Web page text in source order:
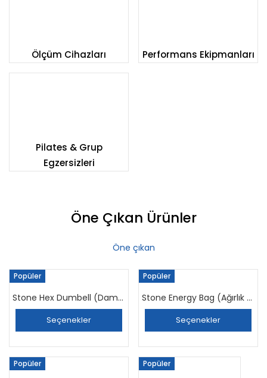
Ölçüm Cihazları Performans Ekipmanları
Pilates & Grup
Egzersizleri
Öne Çıkan Ürünler
Öne çıkan
Popüler
Stone Hex Dumbell (Dambıl) Set
Seçenekler
Popüler
Stone Energy Bag (Ağırlık Çantası)
Seçenekler
Popüler Popüler